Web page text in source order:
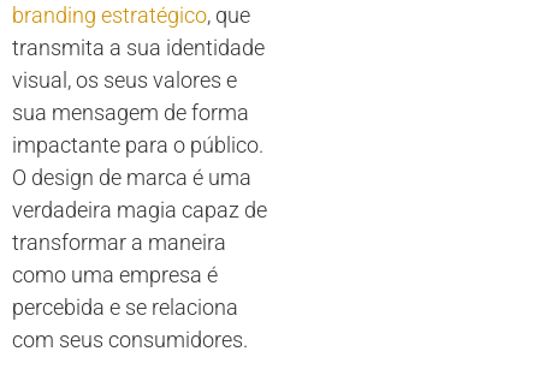
branding estratégico, que
transmita a sua identidade
visual, os seus valores e
sua mensagem de forma
impactante para o público.
O design de marca é uma
verdadeira magia capaz de
transformar a maneira
como uma empresa é
percebida e se relaciona
com seus consumidores.